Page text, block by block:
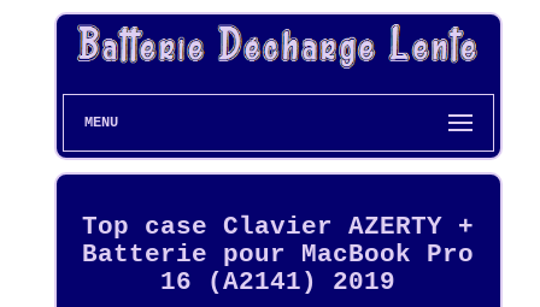
MENU
Top case Clavier AZERTY +
Batterie pour MacBook Pro
16 (A2141) 2019